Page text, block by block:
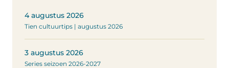
4 augustus 2026
Tien cultuurtips | augustus 2026
3 augustus 2026
Series seizoen 2026-2027